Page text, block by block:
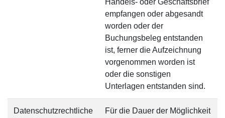
Handels- oder Geschäftsbrief
empfangen oder abgesandt
worden oder der
Buchungsbeleg entstanden
ist, ferner die Aufzeichnung
vorgenommen worden ist
oder die sonstigen
Unterlagen entstanden sind.
Datenschutzrechtliche
Für die Dauer der Möglichkeit